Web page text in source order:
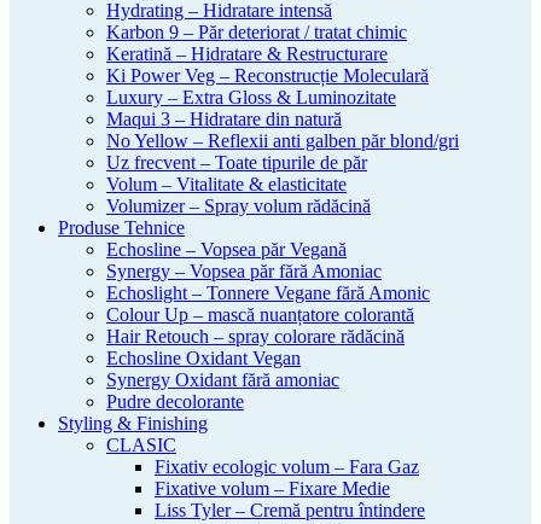
Hydrating – Hidratare intensă
Karbon 9 – Păr deteriorat / tratat chimic
Keratină – Hidratare & Restructurare
Ki Power Veg – Reconstrucție Moleculară
Luxury – Extra Gloss & Luminozitate
Maqui 3 – Hidratare din natură
No Yellow – Reflexii anti galben păr blond/gri
Uz frecvent – Toate tipurile de păr
Volum – Vitalitate & elasticitate
Volumizer – Spray volum rădăcină
Produse Tehnice
Echosline – Vopsea păr Vegană
Synergy – Vopsea păr fără Amoniac
Echoslight – Tonnere Vegane fără Amonic
Colour Up – mască nuanțatore colorantă
Hair Retouch – spray colorare rădăcină
Echosline Oxidant Vegan
Synergy Oxidant fără amoniac
Pudre decolorante
Styling & Finishing
CLASIC
Fixativ ecologic volum – Fara Gaz
Fixative volum – Fixare Medie
Liss Tyler – Cremă pentru întindere